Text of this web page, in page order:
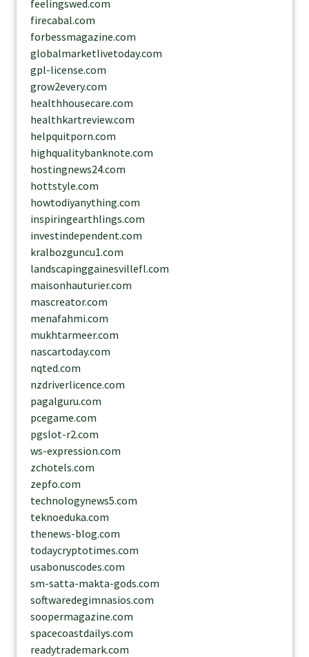
feelingswed.com
firecabal.com
forbessmagazine.com
globalmarketlivetoday.com
gpl-license.com
grow2every.com
healthhousecare.com
healthkartreview.com
helpquitporn.com
highqualitybanknote.com
hostingnews24.com
hottstyle.com
howtodiyanything.com
inspiringearthlings.com
investindependent.com
kralbozguncu1.com
landscapinggainesvillefl.com
maisonhauturier.com
mascreator.com
menafahmi.com
mukhtarmeer.com
nascartoday.com
nqted.com
nzdriverlicence.com
pagalguru.com
pcegame.com
pgslot-r2.com
ws-expression.com
zchotels.com
zepfo.com
technologynews5.com
teknoeduka.com
thenews-blog.com
todaycryptotimes.com
usabonuscodes.com
sm-satta-makta-gods.com
softwaredegimnasios.com
soopermagazine.com
spacecoastdailys.com
readytrademark.com